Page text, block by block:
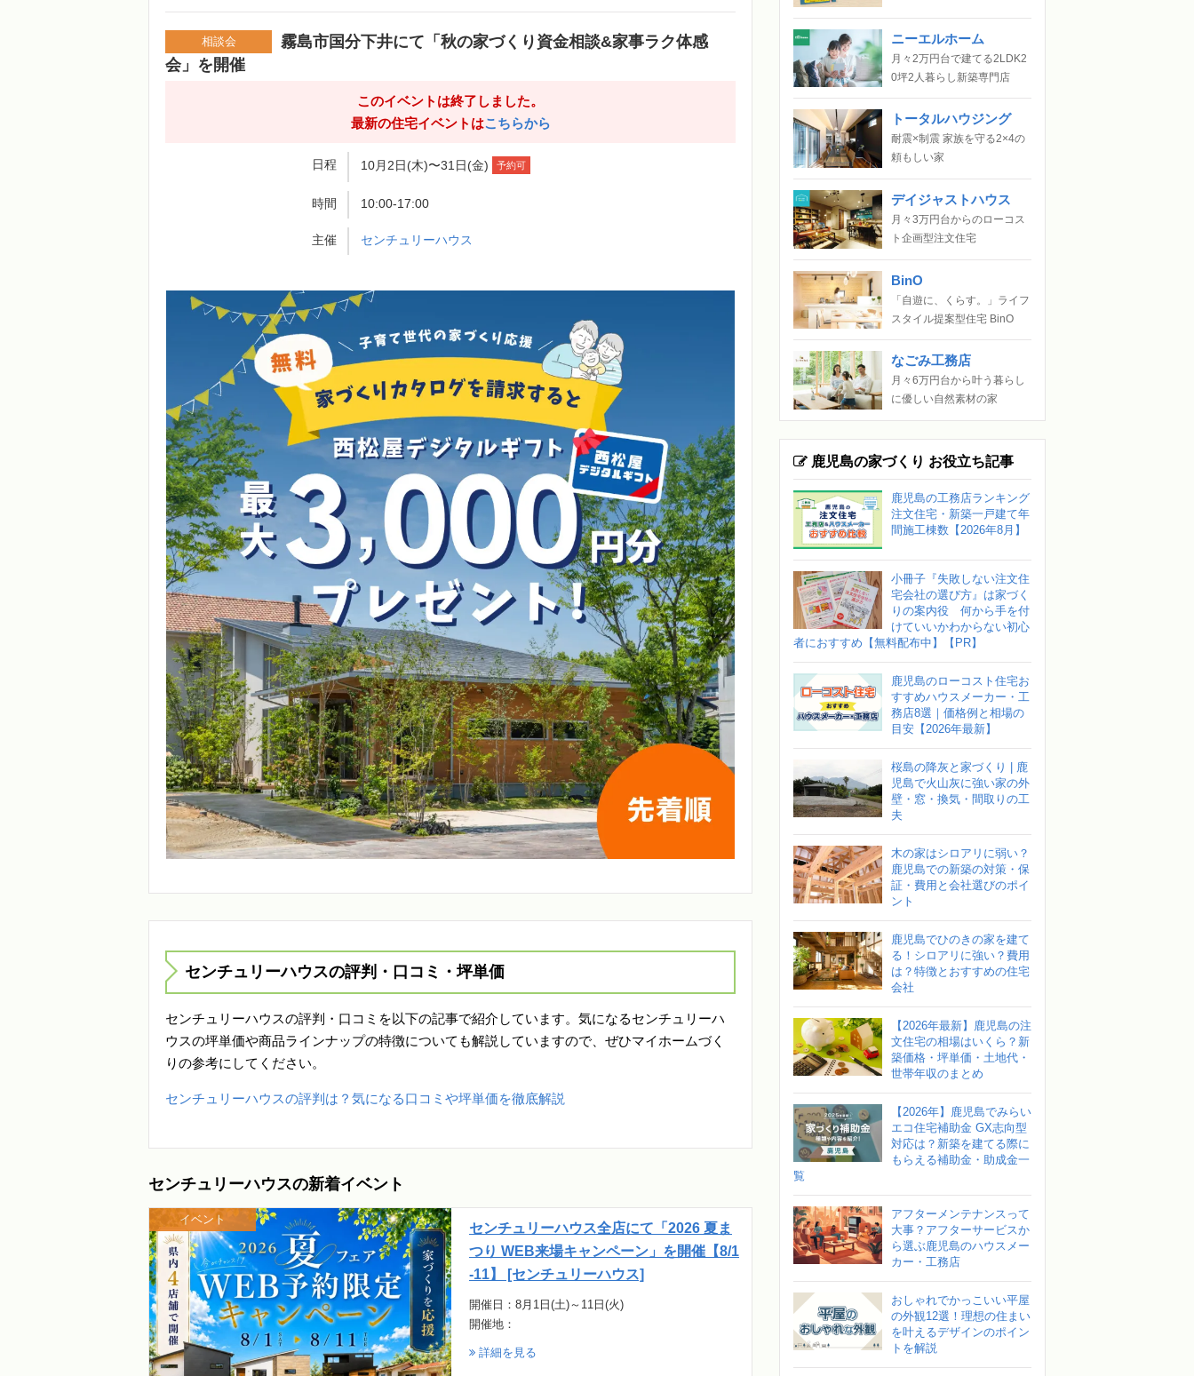
霧島市国分下井にて「秋の家づくり資金相談&家事ラク体感
会」を開催
このイベントは終了しました。
最新の住宅イベントはこちらから
日程 10月2日(木)〜31日(金) 予約可
時間 10:00-17:00
主催 センチュリーハウス
相談会
センチュリーハウスの評判・口コミ・坪単価
センチュリーハウスの評判・口コミを以下の記事で紹介しています。気になるセンチュリーハ
ウスの坪単価や商品ラインナップの特徴についても解説していますので、ぜひマイホームづく
りの参考にしてください。
センチュリーハウスの評判は？気になる口コミや坪単価を徹底解説
センチュリーハウスの新着イベント
センチュリーハウス全店にて「2026 夏ま
つり WEB来場キャンペーン」を開催【8/1
-11】 [センチュリーハウス]
開催日：8月1日(土)～11日(火)
開催地：
詳細を見る
イベント
ニーエルホーム
月々2万円台で建てる2LDK2
0坪2人暮らし新築専門店
トータルハウジング
耐震×制震 家族を守る2×4の
頼もしい家
デイジャストハウス
月々3万円台からのローコス
ト企画型注文住宅
BinO
「自遊に、くらす。」ライフ
スタイル提案型住宅 BinO
なごみ工務店
月々6万円台から叶う暮らし
に優しい自然素材の家
鹿児島の家づくり お役立ち記事
鹿児島の工務店ランキング
注文住宅・新築一戸建て年
間施工棟数【2026年8月】
小冊子『失敗しない注文住
宅会社の選び方』は家づく
りの案内役 何から手を付
けていいかわからない初心
者におすすめ【無料配布中】【PR】
鹿児島のローコスト住宅お
すすめハウスメーカー・工
務店8選｜価格例と相場の
目安【2026年最新】
桜島の降灰と家づくり | 鹿
児島で火山灰に強い家の外
壁・窓・換気・間取りの工
夫
木の家はシロアリに弱い？
鹿児島での新築の対策・保
証・費用と会社選びのポイ
ント
鹿児島でひのきの家を建て
る！シロアリに強い？費用
は？特徴とおすすめの住宅
会社
【2026年最新】鹿児島の注
文住宅の相場はいくら？新
築価格・坪単価・土地代・
世帯年収のまとめ
【2026年】鹿児島でみらい
エコ住宅補助金 GX志向型
対応は？新築を建てる際に
もらえる補助金・助成金一
覧
アフターメンテナンスって
大事？アフターサービスか
ら選ぶ鹿児島のハウスメー
カー・工務店
おしゃれでかっこいい平屋
の外観12選！理想の住まい
を叶えるデザインのポイン
トを解説